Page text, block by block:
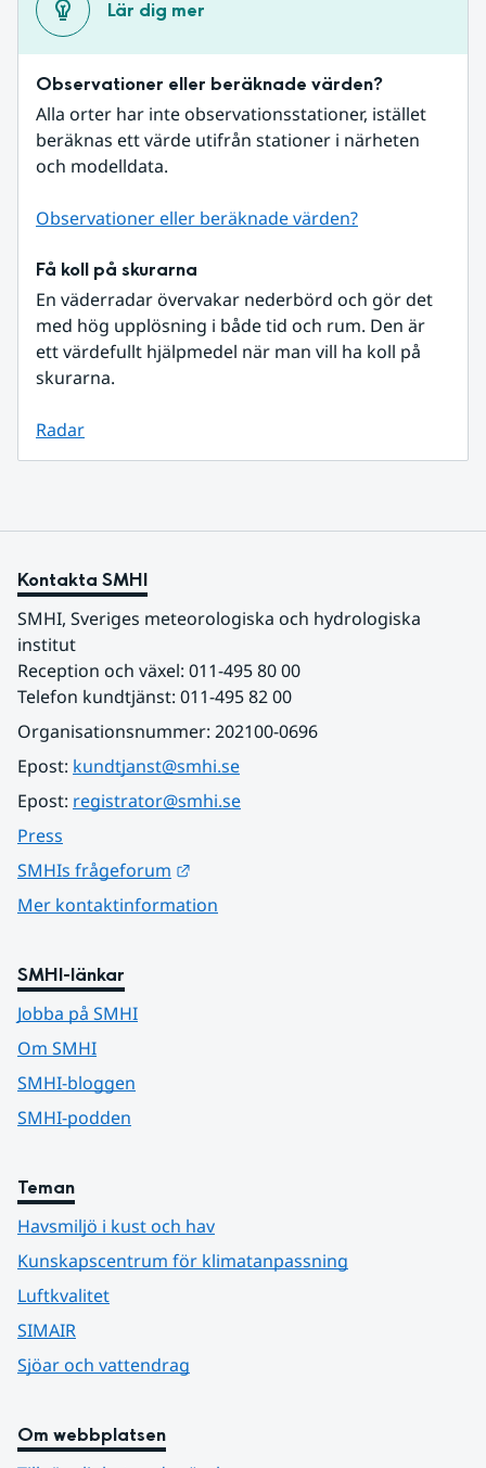
Lär dig mer
Observationer eller beräknade värden?
Alla orter har inte observationsstationer, istället
beräknas ett värde utifrån stationer i närheten
och modelldata.
Observationer eller beräknade värden?
Få koll på skurarna
En väderradar övervakar nederbörd och gör det
med hög upplösning i både tid och rum. Den är
ett värdefullt hjälpmedel när man vill ha koll på
skurarna.
Radar
Kontakta SMHI
SMHI, Sveriges meteorologiska och hydrologiska
institut
Reception och växel: 011-495 80 00
Telefon kundtjänst: 011-495 82 00
Organisationsnummer: 202100-0696
Epost: kundtjanst@smhi.se
Epost: registrator@smhi.se
Press
SMHIs frågeforum
Mer kontaktinformation
SMHI-länkar
Jobba på SMHI
Om SMHI
SMHI-bloggen
SMHI-podden
Teman
Havsmiljö i kust och hav
Kunskapscentrum för klimatanpassning
Luftkvalitet
SIMAIR
Sjöar och vattendrag
Om webbplatsen